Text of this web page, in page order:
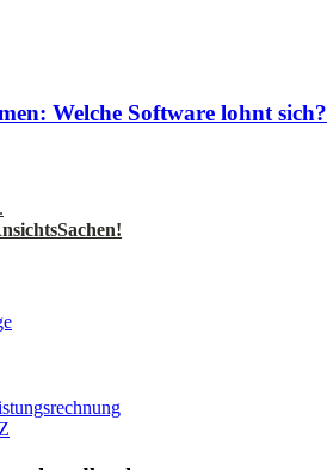
Welche Software lohnt sich?